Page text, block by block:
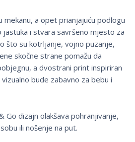
mekanu, a opet prianjajuću podlogu
jastuka i stvara savršeno mjesto za
što su kotrljanje, vojno puzanje,
skočne strane pomažu da
a dvostrani print inspiriran
bude zabavno za bebu i
Go dizajn olakšava pohranjivanje,
ili nošenje na put.